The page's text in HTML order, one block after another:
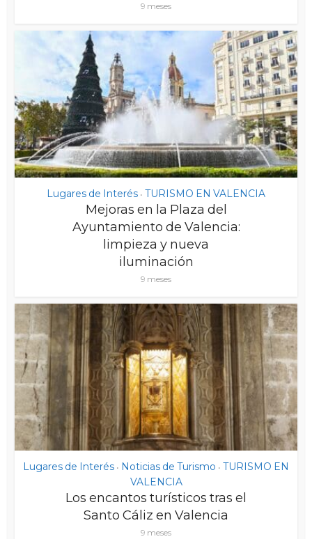
9 meses
Lugares de Interés • TURISMO EN VALENCIA
Mejoras en la Plaza del
Ayuntamiento de Valencia:
limpieza y nueva
iluminación
9 meses
Lugares de Interés • Noticias de Turismo • TURISMO EN
VALENCIA
Los encantos turísticos tras el
Santo Cáliz en Valencia
9 meses